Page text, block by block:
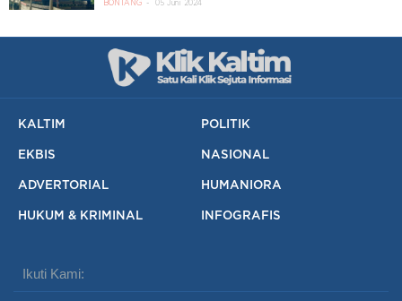
BONTANG 05 Juni 2024
KALTIM POLITIK
EKBIS NASIONAL
ADVERTORIAL HUMANIORA
HUKUM & KRIMINAL INFOGRAFIS
Ikuti Kami: